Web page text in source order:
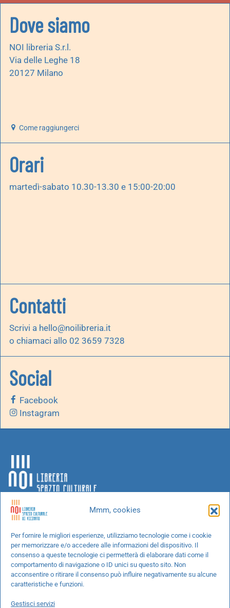
Mmm, cookies
Per fornire le migliori esperienze, utilizziamo tecnologie come i cookie
per memorizzare e/o accedere alle informazioni del dispositivo. Il
consenso a queste tecnologie ci permetterà di elaborare dati come il
comportamento di navigazione o ID unici su questo sito. Non
acconsentire o ritirare il consenso può influire negativamente su alcune
caratteristiche e funzioni.
Gestisci servizi
Dove siamo
NOI libreria S.r.l.
Via delle Leghe 18
20127 Milano
Come raggiungerci
Orari
martedì-sabato 10.30-13.30 e 15:00-20:00
Contatti
Scrivi a hello@noilibreria.it
o chiamaci allo 02 3659 7328
Social
Facebook
Instagram
Chi siamo
Progetti speciali
Richiedi un libro
Spedizioni